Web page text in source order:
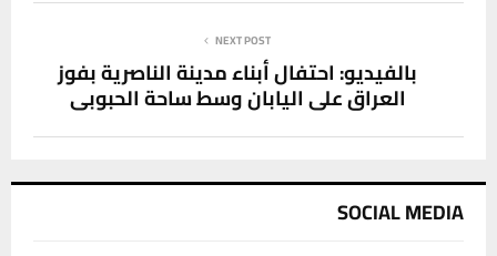
NEXT POST
بالفيديو: احتفال أبناء مدينة الناصرية بفوز
العراق على اليابان وسط ساحة الحبوبي
SOCIAL MEDIA